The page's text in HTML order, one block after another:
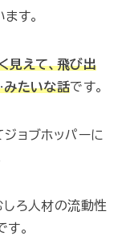
す。
見えて、飛び出
みたいな話です。
ョブホッパーに
しろ人材の流動性
。